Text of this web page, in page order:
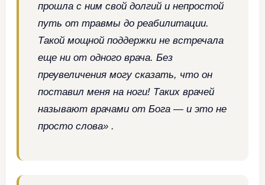
прошла с ним свой долгий и непростой
путь от травмы до реабилитации.
Такой мощной поддержки не встречала
еще ни от одного врача. Без
преувеличения могу сказать, что он
поставил меня на ноги! Таких врачей
называют врачами от Бога — и это не
просто слова» .